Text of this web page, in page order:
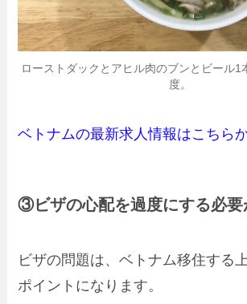
ローストダックとアヒル肉のブンとビール1
度。
ベトナムの最新求人情報はこちら
③ビザの心配を過度にする必要
ビザの問題は、ベトナム移住する
ポイントになります。